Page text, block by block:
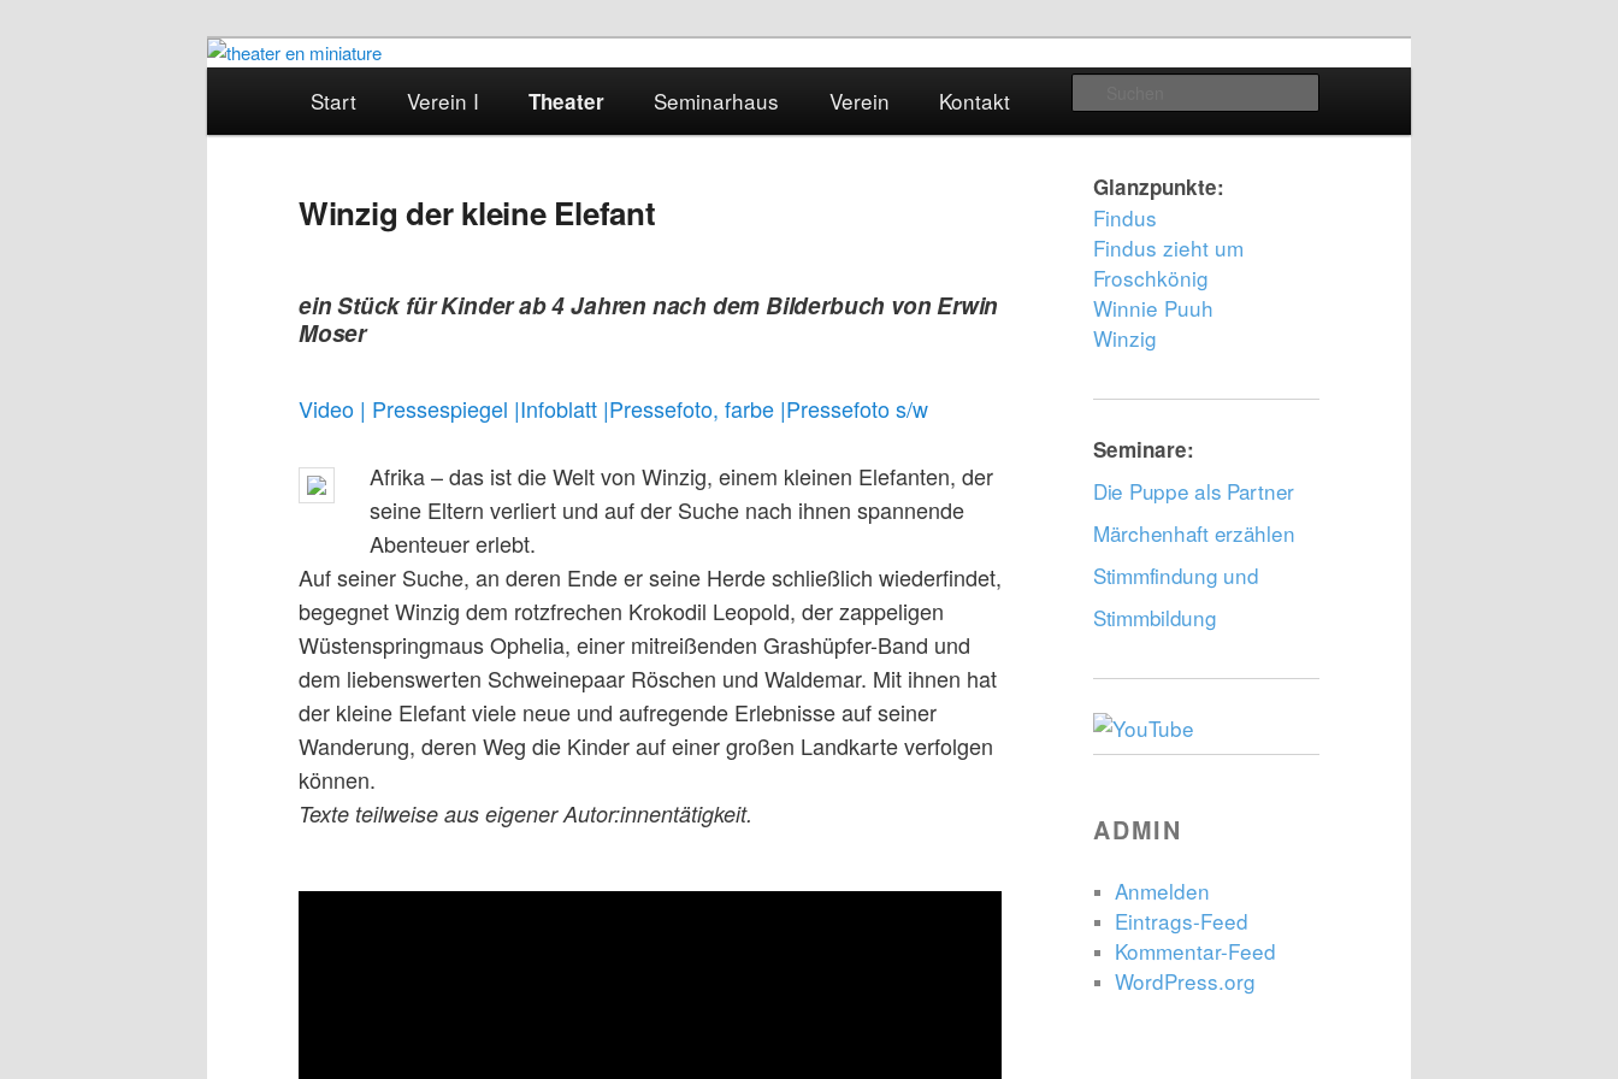
theater en miniature
mobiles Puppen- und Figurentheater | Seminarhaus Szenario | Heidelberger Puppentheater e.V.
Hauptmenü
Start Verein I Theater Seminarhaus Verein Kontakt
Winzig der kleine Elefant
ein Stück für Kinder ab 4 Jahren nach dem Bilderbuch von Erwin
Moser
Video | Pressespiegel |Infoblatt |Pressefoto, farbe |Pressefoto s/w
Afrika – das ist die Welt von Winzig, einem kleinen Elefanten, der
seine Eltern verliert und auf der Suche nach ihnen spannende
Abenteuer erlebt.
Auf seiner Suche, an deren Ende er seine Herde schließlich wiederfindet,
begegnet Winzig dem rotzfrechen Krokodil Leopold, der zappeligen
Wüstenspringmaus Ophelia, einer mitreißenden Grashüpfer-Band und
dem liebenswerten Schweinepaar Röschen und Waldemar. Mit ihnen hat
der kleine Elefant viele neue und aufregende Erlebnisse auf seiner
Wanderung, deren Weg die Kinder auf einer großen Landkarte verfolgen
können.
Texte teilweise aus eigener Autor:innentätigkeit.
Glanzpunkte:
Findus
Findus zieht um
Froschkönig
Winnie Puuh
Winzig
Seminare:
Die Puppe als Partner
Märchenhaft erzählen
Stimmfindung und
Stimmbildung
ADMIN
Anmelden
Eintrags-Feed
Kommentar-Feed
WordPress.org